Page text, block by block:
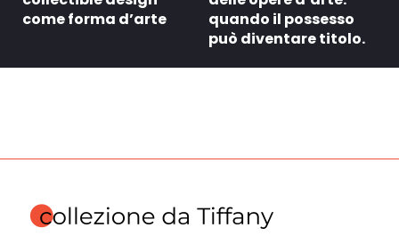
come forma d’arte
quando il possesso
può diventare titolo.